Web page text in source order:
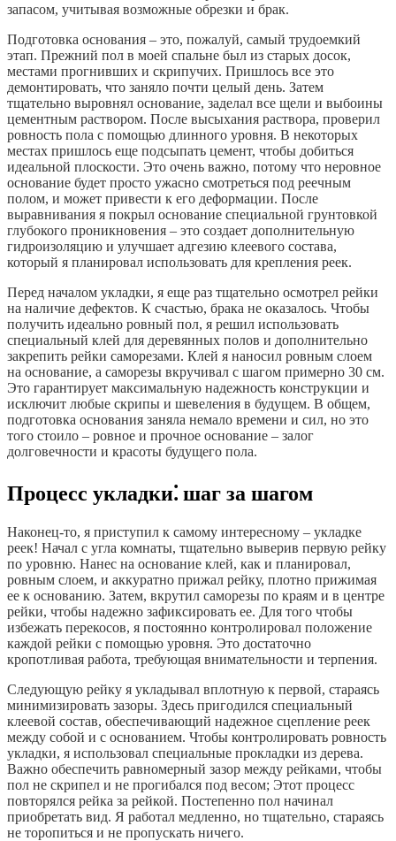
запасом, учитывая возможные обрезки и брак.
Подготовка основания – это, пожалуй, самый трудоемкий
этап. Прежний пол в моей спальне был из старых досок,
местами прогнивших и скрипучих. Пришлось все это
демонтировать, что заняло почти целый день. Затем
тщательно выровнял основание, заделал все щели и выбоины
цементным раствором. После высыхания раствора, проверил
ровность пола с помощью длинного уровня. В некоторых
местах пришлось еще подсыпать цемент, чтобы добиться
идеальной плоскости. Это очень важно, потому что неровное
основание будет просто ужасно смотреться под реечным
полом, и может привести к его деформации. После
выравнивания я покрыл основание специальной грунтовкой
глубокого проникновения – это создает дополнительную
гидроизоляцию и улучшает адгезию клеевого состава,
который я планировал использовать для крепления реек.
Перед началом укладки, я еще раз тщательно осмотрел рейки
на наличие дефектов. К счастью, брака не оказалось. Чтобы
получить идеально ровный пол, я решил использовать
специальный клей для деревянных полов и дополнительно
закрепить рейки саморезами. Клей я наносил ровным слоем
на основание, а саморезы вкручивал с шагом примерно 30 см.
Это гарантирует максимальную надежность конструкции и
исключит любые скрипы и шевеления в будущем. В общем,
подготовка основания заняла немало времени и сил, но это
того стоило – ровное и прочное основание – залог
долговечности и красоты будущего пола.
Процесс укладки⁚ шаг за шагом
Наконец-то, я приступил к самому интересному – укладке
реек! Начал с угла комнаты, тщательно выверив первую рейку
по уровню. Нанес на основание клей, как и планировал,
ровным слоем, и аккуратно прижал рейку, плотно прижимая
ее к основанию. Затем, вкрутил саморезы по краям и в центре
рейки, чтобы надежно зафиксировать ее. Для того чтобы
избежать перекосов, я постоянно контролировал положение
каждой рейки с помощью уровня. Это достаточно
кропотливая работа, требующая внимательности и терпения.
Следующую рейку я укладывал вплотную к первой, стараясь
минимизировать зазоры. Здесь пригодился специальный
клеевой состав, обеспечивающий надежное сцепление реек
между собой и с основанием. Чтобы контролировать ровность
укладки, я использовал специальные прокладки из дерева.
Важно обеспечить равномерный зазор между рейками, чтобы
пол не скрипел и не прогибался под весом; Этот процесс
повторялся рейка за рейкой. Постепенно пол начинал
приобретать вид. Я работал медленно, но тщательно, стараясь
не торопиться и не пропускать ничего.